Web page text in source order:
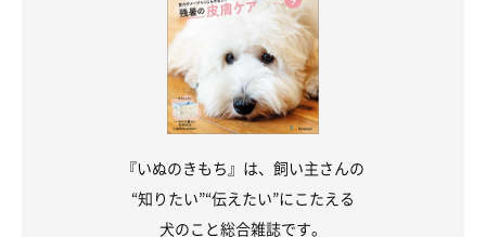
『いぬのきもち』は、飼い主さんの
“知りたい”“伝えたい”にこたえる
犬のこと総合雑誌です。